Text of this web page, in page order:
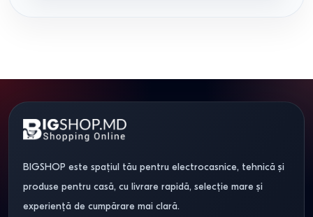
BIGSHOP este spațiul tău pentru electrocasnice, tehnică și
produse pentru casă, cu livrare rapidă, selecție mare și
experiență de cumpărare mai clară.